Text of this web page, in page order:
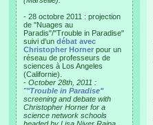
- 28 octobre 2011 : projection
de "Nuages au
Paradis"/"Trouble in Paradise"
suivi d'un débat avec
Christopher Horner pour un
réseau de professeurs de
sciences à Los Angeles
(Californie).
- October 28th, 2011 :
""Trouble in Paradise"
screening and debate with
Christopher Horner for a
science network schools